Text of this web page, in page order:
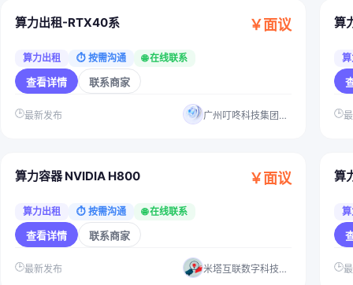
算力出租-RTX40系 ￥面议
算力出租 ⏱ 按需沟通 🌐 在线联系
查看详情 联系商家
🕒最新发布 广州叮咚科技集团有限公司
算
🕒
算力容器 NVIDIA H800 ￥面议
算力出租 ⏱ 按需沟通 🌐 在线联系
查看详情 联系商家
🕒最新发布 米塔互联数字科技（湛江）有限公司
算
🕒